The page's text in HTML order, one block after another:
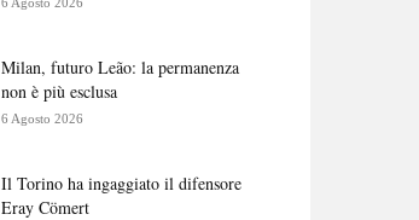
Milan, futuro Leão: la permanenza
non è più esclusa
6 Agosto 2026
Il Torino ha ingaggiato il difensore
Eray Cömert